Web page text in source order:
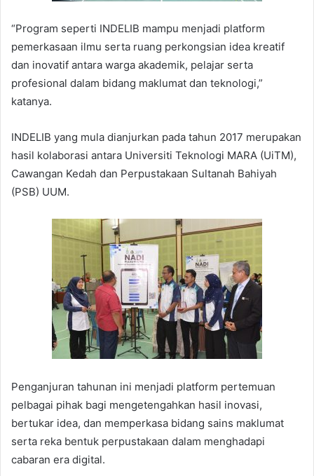
“Program seperti INDELIB mampu menjadi platform
pemerkasaan ilmu serta ruang perkongsian idea kreatif
dan inovatif antara warga akademik, pelajar serta
profesional dalam bidang maklumat dan teknologi,”
katanya.
INDELIB yang mula dianjurkan pada tahun 2017 merupakan
hasil kolaborasi antara Universiti Teknologi MARA (UiTM),
Cawangan Kedah dan Perpustakaan Sultanah Bahiyah
(PSB) UUM.
Penganjuran tahunan ini menjadi platform pertemuan
pelbagai pihak bagi mengetengahkan hasil inovasi,
bertukar idea, dan memperkasa bidang sains maklumat
serta reka bentuk perpustakaan dalam menghadapi
cabaran era digital.